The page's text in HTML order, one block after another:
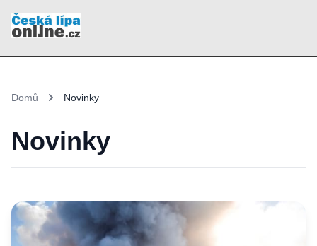
Domů Novinky
Novinky